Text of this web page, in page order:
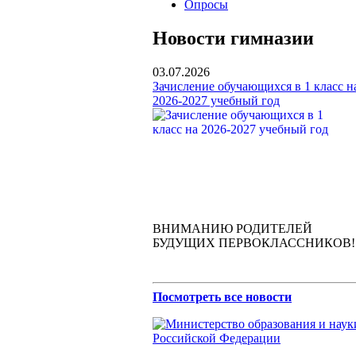
Опросы
Новости гимназии
03.07.2026
Зачисление обучающихся в 1 класс
2026-2027 учебный год
ВНИМАНИЮ РОДИТЕЛЕЙ
БУДУЩИХ ПЕРВОКЛАССНИКОВ!
Посмотреть все новости